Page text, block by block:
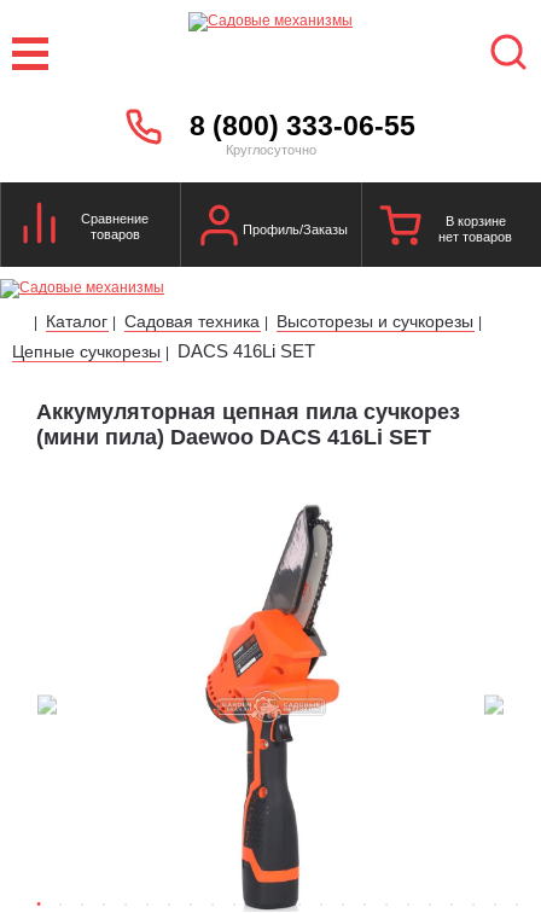
8 (800) 333-06-55
Круглосуточно
Сравнение
товаров
Профиль/Заказы
В корзине
нет товаров
| Каталог | Садовая техника | Высоторезы и сучкорезы |
Цепные сучкорезы | DACS 416Li SET
Аккумуляторная цепная пила сучкорез
(мини пила) Daewoo DACS 416Li SET